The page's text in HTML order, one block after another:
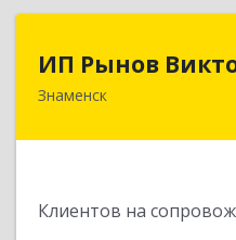
ИП Рынов
Знаменск
Клиентов на